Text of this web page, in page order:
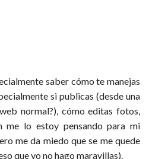
saber cómo te manejas
si publicas (desde una
normal?), cómo editas fotos,
me lo estoy pensando para mi
me da miedo que se me quede
que yo no hago maravillas).